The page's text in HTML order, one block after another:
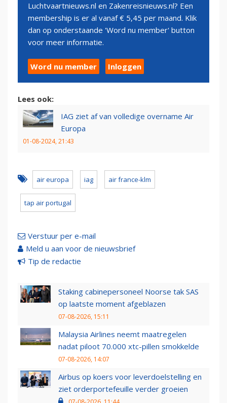
Luchtvaartnieuws.nl en Zakenreisnieuws.nl? Een
membership is er al vanaf € 5,45 per maand. Klik
dan op onderstaande 'Word nu member' button
voor meer informatie.
Word nu member Inloggen
Lees ook:
IAG ziet af van volledige overname Air
Europa
01-08-2024, 21:43
air europa iag air france-klm
tap air portugal
Verstuur per e-mail
Meld u aan voor de nieuwsbrief
Tip de redactie
Staking cabinepersoneel Noorse tak SAS
op laatste moment afgeblazen
07-08-2026, 15:11
Malaysia Airlines neemt maatregelen
nadat piloot 70.000 xtc-pillen smokkelde
07-08-2026, 14:07
Airbus op koers voor leverdoelstelling en
ziet orderportefeuille verder groeien